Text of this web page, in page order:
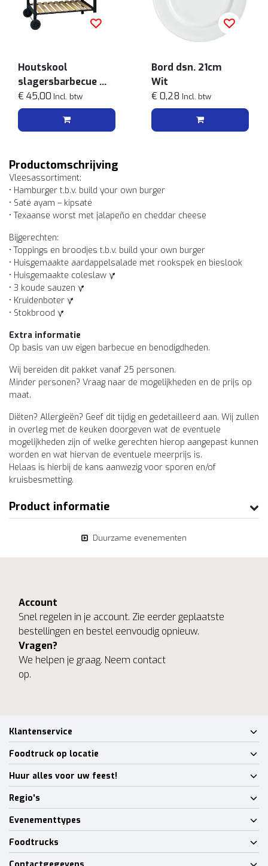
Houtskool
slagersbarbecue
zwart
€ 45,00 Incl. btw
Bord dsn. 21cm
Wit
€ 0,28 Incl. btw
Productomschrijving
Vleesassortiment:
• Hamburger t.b.v. build your own burger
• Saté ayam – kipsaté
• Texaanse worst met jalapeño en cheddar cheese
Bijgerechten:
• Toppings en broodjes t.b.v. build your own burger
• Huisgemaakte aardappelsalade met rookspek en bieslook
• Huisgemaakte coleslaw
• 3 koude sauzen
• Kruidenboter
• Stokbrood
Extra informatie
Op basis van uw eigen barbecue en benodigdheden.
Wij bereiden dit pakket vanaf 25 personen.
Minder personen? Vraag naar de mogelijkheden en de prijs op
maat.
Diëten? Allergieën? Geef dit tijdig en gedetailleerd aan. Wij zullen
in overleg met de keuken doorgeven wat de eventuele
mogelijkheden zijn of welke gerechten hierop aangepast kunnen
worden en wat hiervan de eventuele meerprijs is.
Helaas is hierbij de kans aanwezig voor sporen en/of
kruisbesmetting.
Product informatie
Duurzame evenementen
Account
Snel regelen in je account. Zie eerder geplaatste
bestellingen en bestel eenvoudig opnieuw.
Vragen?
We helpen je graag. Neem contact
op.
Klantenservice
Foodtruck op locatie
Huur alles voor uw feest!
Regio's
Evenementtypes
Foodtrucks